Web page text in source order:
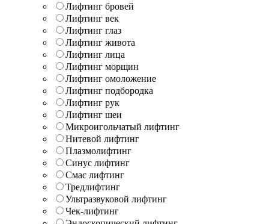
Лифтинг бровей
Лифтинг век
Лифтинг глаз
Лифтинг живота
Лифтинг лица
Лифтинг морщин
Лифтинг омоложение
Лифтинг подбородка
Лифтинг рук
Лифтинг шеи
Микроигольчатый лифтинг
Нитевой лифтинг
Плазмолифтинг
Синус лифтинг
Смас лифтинг
Тредлифтинг
Ультразвуковой лифтинг
Чек-лифтинг